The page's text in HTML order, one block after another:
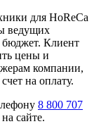
для HoReCa
ведущих
Клиент
цены и
компании,
на оплату.
8 800 707
сайте.